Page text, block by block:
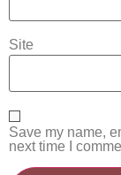
Site
Save my name,
next time I